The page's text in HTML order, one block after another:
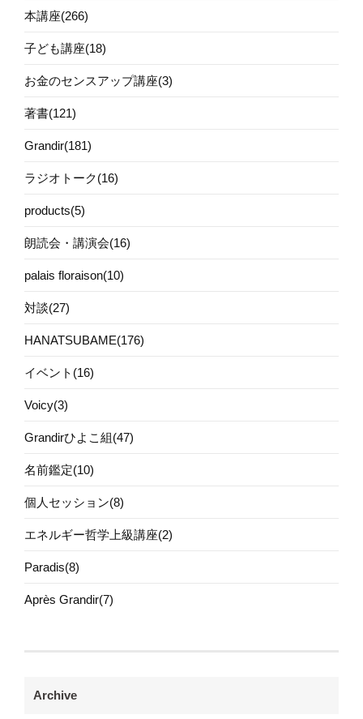
本講座(266)
子ども講座(18)
お金のセンスアップ講座(3)
著書(121)
Grandir(181)
ラジオトーク(16)
products(5)
朗読会・講演会(16)
palais floraison(10)
対談(27)
HANATSUBAME(176)
イベント(16)
Voicy(3)
Grandirひよこ組(47)
名前鑑定(10)
個人セッション(8)
エネルギー哲学上級講座(2)
Paradis(8)
Après Grandir(7)
Archive